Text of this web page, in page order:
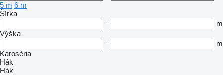
5 m 6 m
Šírka
–
m
Výška
–
m
Karoséria
Hák
Hák